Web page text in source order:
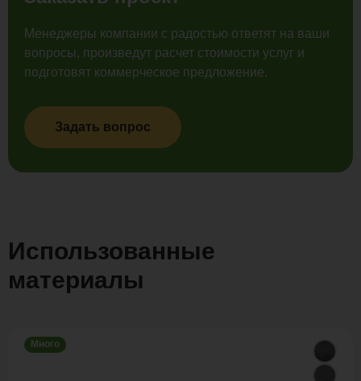
Менеджеры компании с радостью ответят на ваши
вопросы, произведут расчет стоимости услуг и
подготовят коммерческое предложение.
Задать вопрос
Использованные
материалы
Много